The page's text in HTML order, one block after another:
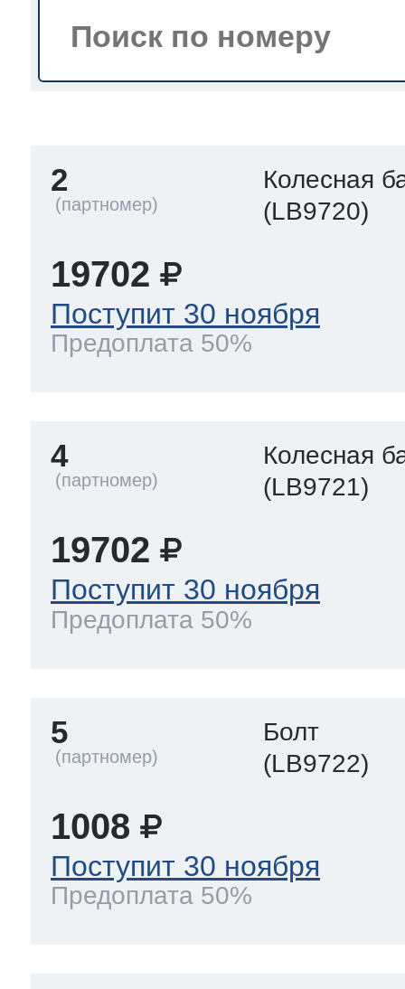
по уходу
холод.камер
2
Колесная
(LB9720)
19702
Поступит 30 ноября
Предоплата 50%
4
Колесная
(LB9721)
19702
Поступит 30 ноября
Предоплата 50%
5
Болт
(LB9722)
1008
Поступит 30 ноября
Предоплата 50%